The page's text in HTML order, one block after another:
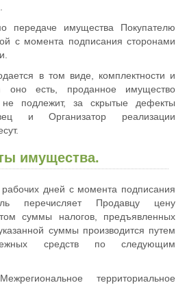
передаче имущества Покупателю
с момента подписания сторонами
в том виде, комплектности и
оно есть, проданное имущество
подлежит, за скрытые дефекты
и Организатор реализации
имущества.
дней с момента подписания
перечисляет Продавцу цену
суммы налогов, предъявленных
суммы производится путем
средств по следующим
территориальное